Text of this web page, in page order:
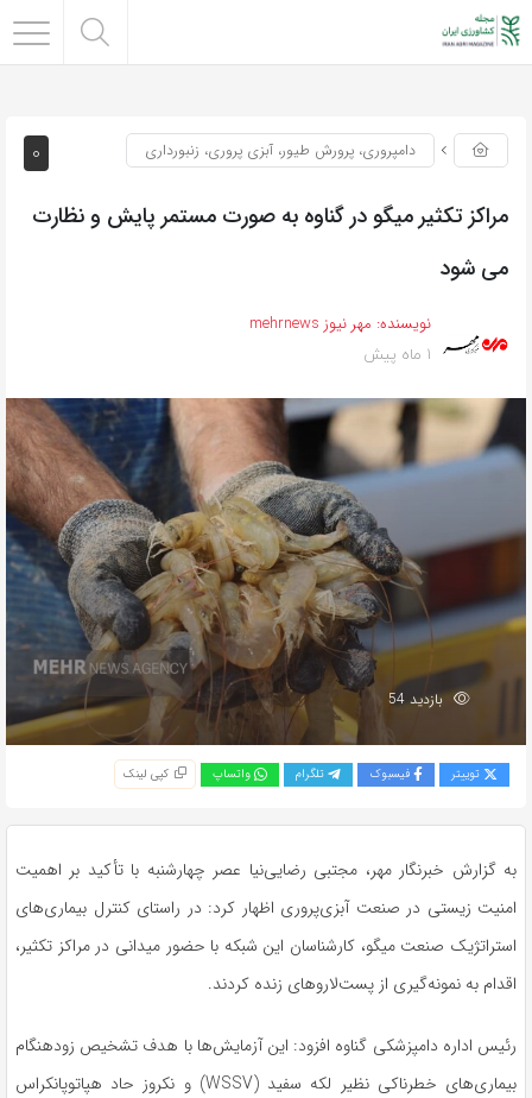
0 دامپروری، پرورش طیور، آبزی پروری، زنبورداری
مراکز تکثیر میگو در گناوه به صورت مستمر پایش و نظارت
می شود
نویسنده: مهر نیوز mehrnews
1 ماه پیش
بازدید 54
توییتر فیسبوک تلگرام واتساپ کپی لینک
به گزارش خبرنگار مهر، مجتبی رضایی‌نیا عصر چهارشنبه با تأکید بر اهمیت
امنیت زیستی در صنعت آبزی‌پروری اظهار کرد: در راستای کنترل بیماری‌های
استراتژیک صنعت میگو، کارشناسان این شبکه با حضور میدانی در مراکز تکثیر،
اقدام به نمونه‌گیری از پست‌لاروهای زنده کردند.
رئیس اداره دامپزشکی گناوه افزود: این آزمایش‌ها با هدف تشخیص زودهنگام
بیماری‌های خطرناکی نظیر لکه سفید (WSSV) و نکروز حاد هپاتوپانکراس